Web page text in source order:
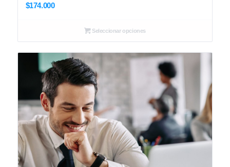
$174.000
Seleccionar opciones